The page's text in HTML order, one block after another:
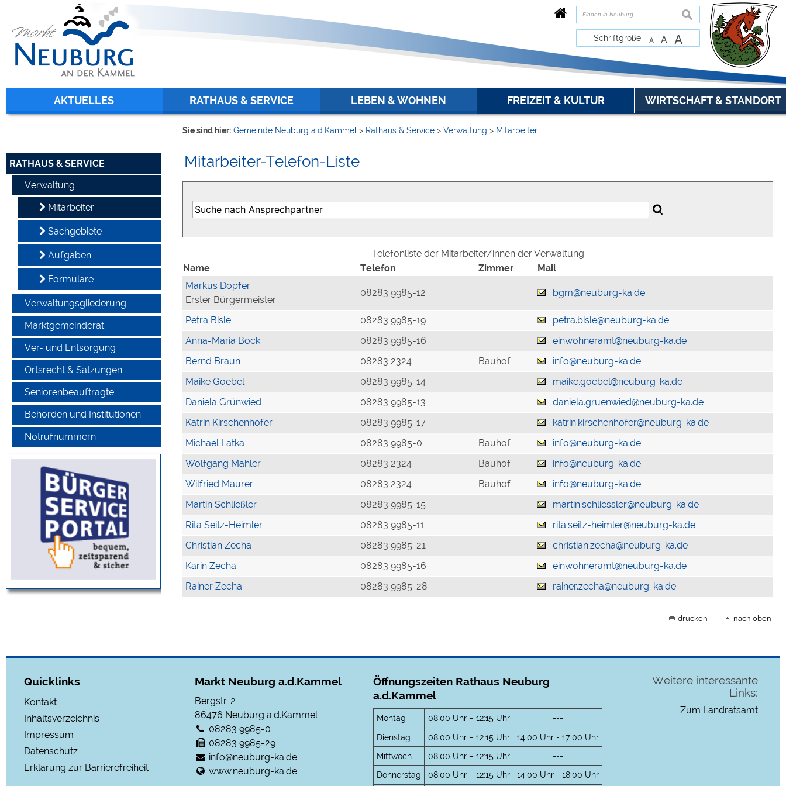
zur Navigation oder zur Startseitespringen.
suchen
Schriftgröße A A A
AKTUELLES RATHAUS & SERVICE LEBEN & WOHNEN FREIZEIT & KULTUR WIRTSCHAFT & STANDORT
RATHAUS & SERVICE
Verwaltung
Mitarbeiter
Sachgebiete
Aufgaben
Formulare
Verwaltungsgliederung
Marktgemeinderat
Ver- und Entsorgung
Ortsrecht & Satzungen
Seniorenbeauftragte
Behörden und Institutionen
Notrufnummern
Sie sind hier: Gemeinde Neuburg a.d.Kammel > Rathaus & Service > Verwaltung > Mitarbeiter
Mitarbeiter-Telefon-Liste
Telefonliste der Mitarbeiter/innen der Verwaltung
Name
Telefon Zimmer
Mail
Markus Dopfer
Erster Bürgermeister
08283 9985-12 bgm@neuburg-ka.de
Petra Bisle 08283 9985-19
petra.bisle@neuburg-ka.de
Anna-Maria Böck
08283 9985-16
einwohneramt@neuburg-ka.de
Bernd Braun
08283 2324 Bauhof
info@neuburg-ka.de
Maike Goebel
08283 9985-14
maike.goebel@neuburg-ka.de
Daniela Grünwied
08283 9985-13
daniela.gruenwied@neuburg-ka.de
Katrin Kirschenhofer
08283 9985-17
katrin.kirschenhofer@neuburg-ka.de
Michael Latka
08283 9985-0 Bauhof
info@neuburg-ka.de
Wolfgang Mahler
08283 2324 Bauhof
info@neuburg-ka.de
Wilfried Maurer
08283 2324 Bauhof
info@neuburg-ka.de
Martin Schließler
08283 9985-15
martin.schliessler@neuburg-ka.de
Rita Seitz-Heimler
08283 9985-11
rita.seitz-heimler@neuburg-ka.de
Christian Zecha
08283 9985-21
christian.zecha@neuburg-ka.de
Karin Zecha
08283 9985-16
einwohneramt@neuburg-ka.de
Rainer Zecha
08283 9985-28 rainer.zecha@neuburg-ka.de
drucken nach oben
Quicklinks
Kontakt
Inhaltsverzeichnis
Impressum
Datenschutz
Erklärung zur Barrierefreiheit
Markt Neuburg a.d.Kammel
Bergstr. 2
86476 Neuburg a.d.Kammel
08283 9985-0
08283 9985-29
info@neuburg-ka.de
www.neuburg-ka.de
Öffnungszeiten Rathaus Neuburg
a.d.Kammel
Montag 08:00 Uhr – 12:15 Uhr
---
Dienstag
08:00 Uhr – 12:15 Uhr
14:00 Uhr - 17:00 Uhr
Mittwoch
08:00 Uhr – 12:15 Uhr
---
Donnerstag
08:00 Uhr – 12:15 Uhr 14:00 Uhr - 18:00 Uhr
Weitere interessante
Links:
Zum Landratsamt